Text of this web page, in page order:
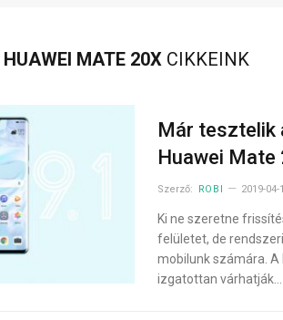
HUAWEI MATE 20X CIKKEINK
Már tesztelik
Huawei Mate
Szerző: ROBI 2019-04-
Ki ne szeretne
felületet, de
mobilunk számára.
izgatottan várhatják…